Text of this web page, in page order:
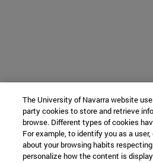
The University of Navarra website
party cookies to store and retrieve
browse. Different types of cookies
For example, to identify you as a
about your browsing habits
personalize how the content is